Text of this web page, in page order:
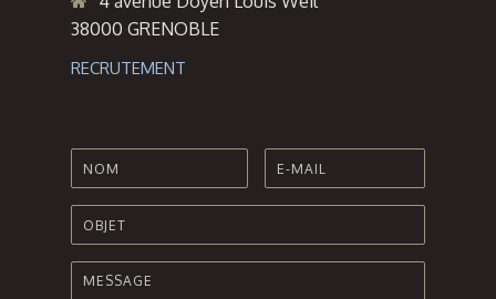
38000 GRENOBLE
RECRUTEMENT